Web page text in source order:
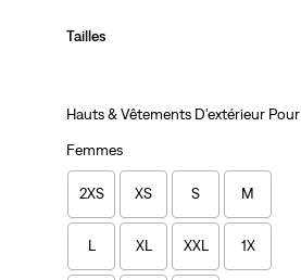
Tailles
Hauts & Vêtements D'extérieur Pour
Femmes
2XS XS S M
L XL XXL 1X